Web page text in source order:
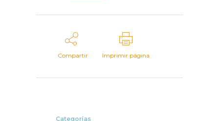
Compartir Imprimir página
Categorías